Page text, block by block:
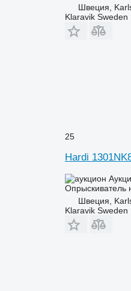
Швеция,
Klaravik Sweden
25
Hardi
Опрыскиватель
Швеция,
Klaravik Sweden